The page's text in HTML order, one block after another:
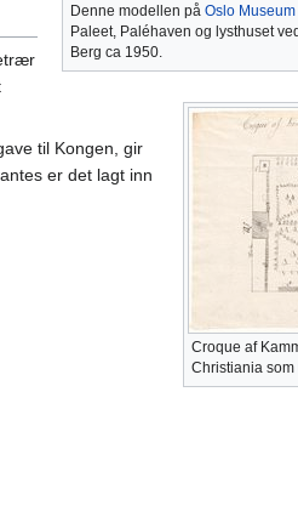
Denne modellen på Oslo Museum
Paleet, Paléhaven og lysthuset
Berg ca 1950.
Croque af
Christiania
til Kongen, gir
er det lagt inn